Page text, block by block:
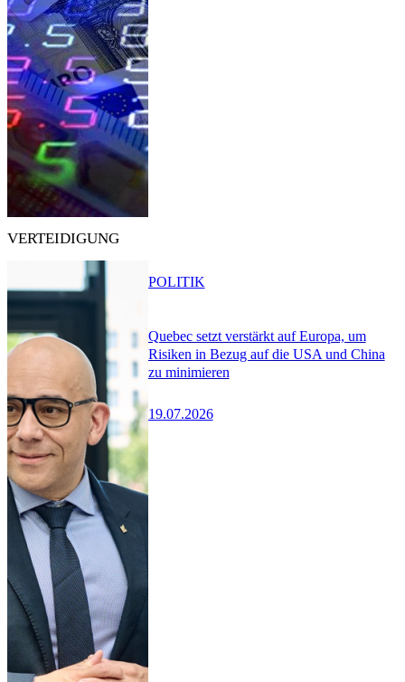
VERTEIDIGUNG
Quebec setzt verstärkt auf Europa, um
Risiken in Bezug auf die USA und China
zu minimieren
19.07.2026
POLITIK